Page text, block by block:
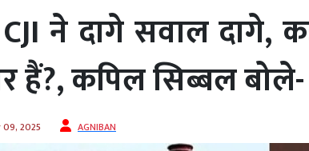
ने दागे सवाल दागे,
हैं?, कपिल सिब्बल
2025 AGNIBAN